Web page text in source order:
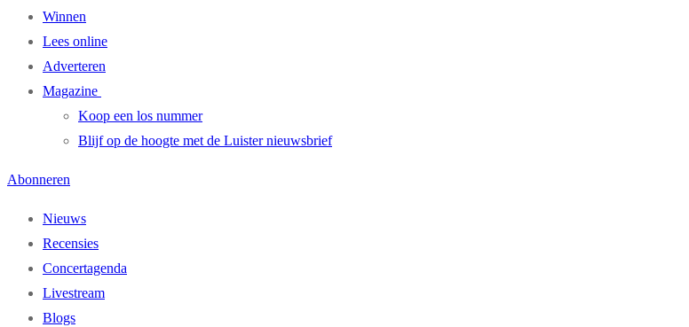
Winnen
Lees online
Adverteren
Magazine
Koop een los nummer
Blijf op de hoogte met de Luister nieuwsbrief
Abonneren
Nieuws
Recensies
Concertagenda
Livestream
Blogs